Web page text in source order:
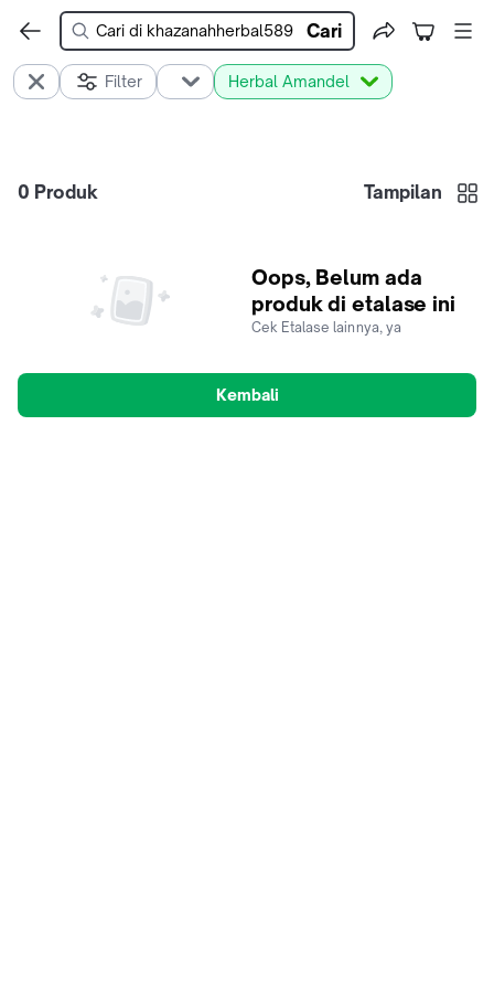
Cari
Filter Herbal Amandel
0 Produk Tampilan
Oops, Belum ada
produk di etalase ini
Cek Etalase lainnya, ya
Kembali